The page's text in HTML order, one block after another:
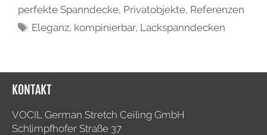
perfekte Spanndecke, Privatobjekte, Referenzen
Eleganz, kompinierbar, Lackspanndecken
KONTAKT
VOCIL German Stretch Ceiling GmbH
Schlimpfhofer Straße 37